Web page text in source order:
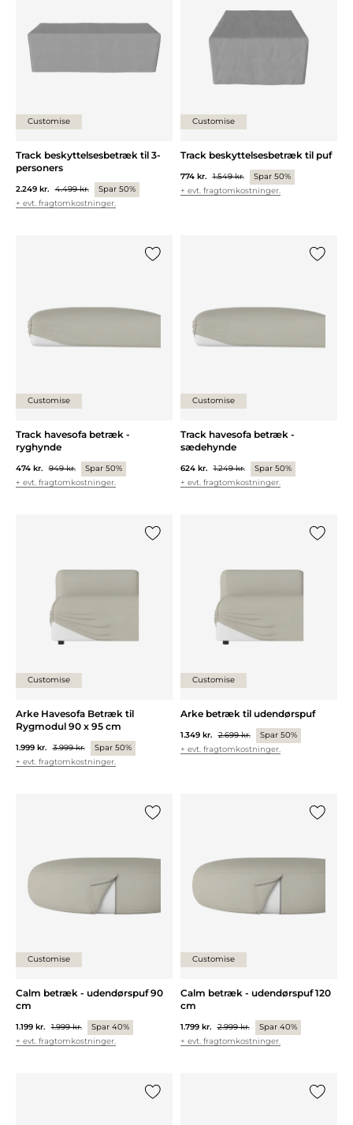
Customise
Track beskyttelsesbetræk til 3-
personers
2.249 kr. 4.499 kr.
Spar 50%
+ evt. fragtomkostninger.
Customise
Track beskyttelsesbetræk til puf
774 kr. 1.549 kr.
Spar 50%
+ evt. fragtomkostninger.
Customise
Track havesofa betræk -
ryghynde
474 kr. 949 kr.
Spar 50%
+ evt. fragtomkostninger.
Customise
Track havesofa betræk -
sædehynde
624 kr. 1.249 kr.
Spar 50%
+ evt. fragtomkostninger.
Customise
Arke Havesofa Betræk til
Rygmodul 90 x 95 cm
1.999 kr. 3.999 kr.
Spar 50%
+ evt. fragtomkostninger.
Customise
Arke betræk til udendørspuf
1.349 kr. 2.699 kr.
Spar 50%
+ evt. fragtomkostninger.
Customise
Calm betræk - udendørspuf 90
cm
1.199 kr. 1.999 kr.
Spar 40%
+ evt. fragtomkostninger.
Customise
Calm betræk - udendørspuf 120
cm
1.799 kr. 2.999 kr.
Spar 40%
+ evt. fragtomkostninger.